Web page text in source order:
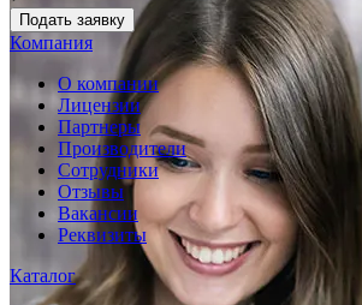
Подать заявку
Компания
О компании
Лицензии
Партнеры
Производители
Сотрудники
Отзывы
Вакансии
Реквизиты
Каталог